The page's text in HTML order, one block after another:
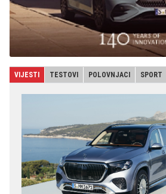
VIJESTI TESTOVI POLOVNJACI SPORT